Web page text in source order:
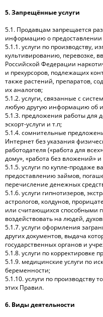
5. Запрещённые услуги
5.1. Продавцам запрещается
информацию о предоставлении
5.1.1. услуги по производству,
культивированию, перевозке,
Российской Федерации
и прекурсоров, подлежащих
также растений, препаратов,
их аналогов;
5.1.2. услуги, связанные с
любую другую информацию об
5.1.3. предложения работы для
эскорт-услуги и т.п;
5.1.4. сомнительные
Интернет без указания
работодателя («работа для
дому», «работа без вложений»
5.1.5. услуги по купле-продаже
предоставлению займов,
перечисление денежных
5.1.6. услуги гипнотизеров,
астрологов, колдунов,
или считающихся способными
воздействовать на людей,
5.1.7. услуги оформления
других документов, выдача
государственных органов и
5.1.8. услуги по корректировке
5.1.9. медицинские услуги по
беременности;
5.1.10. услуги по производству
этих Правил.
6. Виды деятельности